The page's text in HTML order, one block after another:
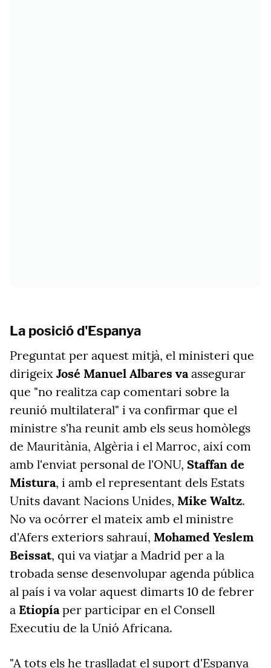
La posició d'Espanya
Preguntat per aquest mitjà, el ministeri que
dirigeix José Manuel Albares vaassegurar
que "no realitza cap comentari sobre la
reunió multilateral" i va confirmar que el
ministre s'ha reunit amb els seus homòlegs
de Mauritània, Algèria i el Marroc, així com
amb l'enviat personal de l'ONU, Staffan de
Mistura, i amb el representant dels Estats
Units davant Nacions Unides, Mike Waltz.
No va ocórrer el mateix amb el ministre
d'Afers exteriors sahrauí, Mohamed Yeslem
Beissat, qui va viatjar a Madrid per a la
trobada sense desenvolupar agenda pública
al país i va volar aquest dimarts 10 de febrer
a Etiopíaper participar en el Consell
Executiu de la Unió Africana.
"A tots els he traslladat el suport d'Espanya